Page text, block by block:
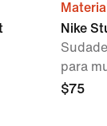
Nike
para
$75